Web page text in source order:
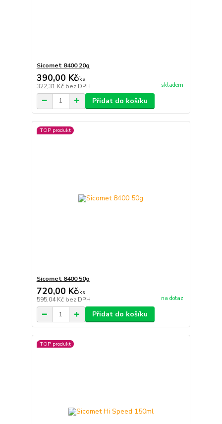
Sicomet 8400 20g
390,00 Kč/ks
322,31 Kč bez DPH skladem
Přidat do košíku
TOP produkt
Sicomet 8400 50g
720,00 Kč/ks
595,04 Kč bez DPH na dotaz
Přidat do košíku
TOP produkt